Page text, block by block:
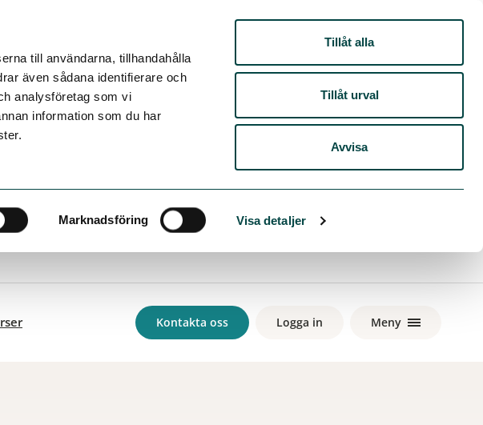
till användarna, tillhandahålla
även sådana identifierare och
analysföretag som vi
information som du har
Marknadsföring Visa detaljer
Tillåt alla
Tillåt urval
Avvisa
Kontakta oss Logga in Meny
Kontakta oss